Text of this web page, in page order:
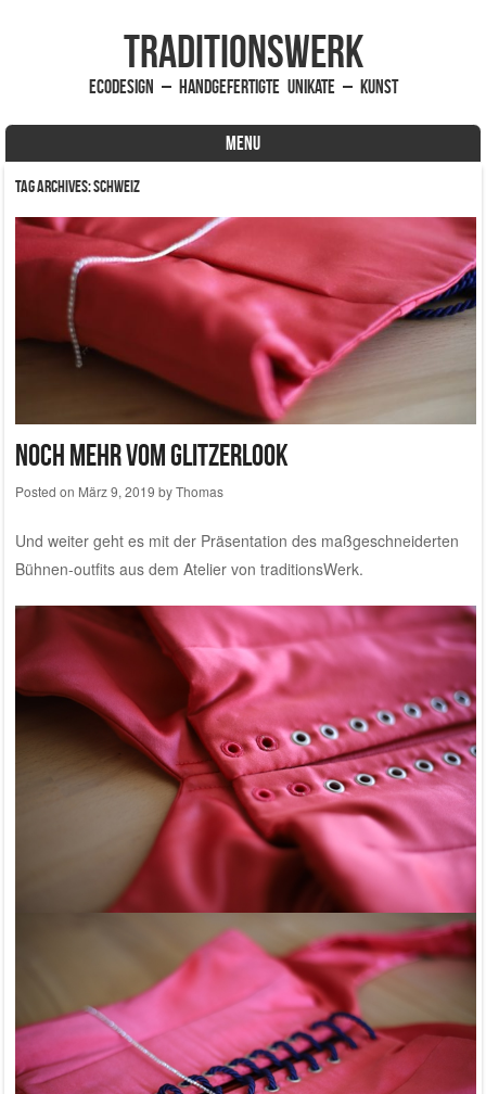
traditionsWerk
EcoDesign – handgefertigte Unikate – Kunst
MENU
Skip to content
Tag Archives:Schweiz
Noch mehr vom Glitzerlook
Posted on März 9, 2019 byThomas
Und weiter geht es mit der Präsentation des maßgeschneiderten
Bühnen-outfits aus dem Atelier von traditionsWerk.